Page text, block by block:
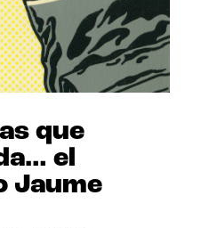
que
el
Jaume